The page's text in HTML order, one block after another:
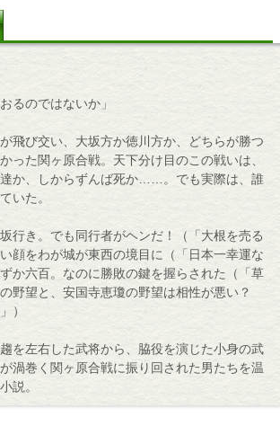
るのではないか」
飛び交い、大坂方か徳川方か、どちらが勝つ
った関ヶ原合戦。天下分け目のこの戦いは、
達か、しからずんば死か……。でも実際は、誰
いた。
行き。でも同行者がヘンだ！（「大根を売る
顔をわが城が東西の境目に（「日本一幸運な
か六百。なのに勝敗の鍵を握らされた（「草
野望と、安国寺恵瓊の野望は相性が悪い？
）
を左右した武将から、脇役を演じた小身の武
渦巻く関ヶ原合戦に振り回された男たちを温
説。